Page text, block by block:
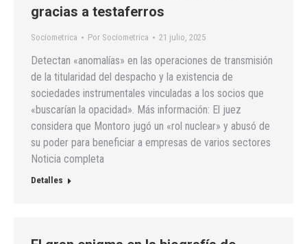
gracias a testaferros
Sociometrica Por Sociometrica 21 julio, 2025
Detectan «anomalías» en las operaciones de transmisión
de la titularidad del despacho y la existencia de
sociedades instrumentales vinculadas a los socios que
«buscarían la opacidad». Más información: El juez
considera que Montoro jugó un «rol nuclear» y abusó de
su poder para beneficiar a empresas de varios sectores
Noticia completa
Detalles